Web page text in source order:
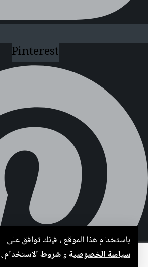
باستخدام هذا الموقع ، فإنك توافق على
سياسة الخصوصيةوشروط الاستخدام.
Pinterest